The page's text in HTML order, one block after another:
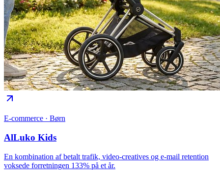
E-commerce · Børn
AlLuko Kids
En kombination af betalt trafik, video-creatives og e-mail retention
voksede forretningen 133% på et år.